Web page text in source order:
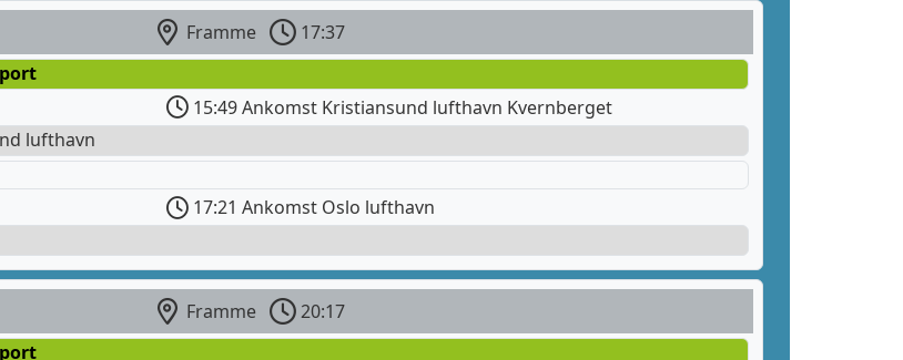
Framme
17:37
15:49 Ankomst Kristiansund lufthavn Kvernberget
lufthavn
17:21 Ankomst Oslo lufthavn
Framme
20:17